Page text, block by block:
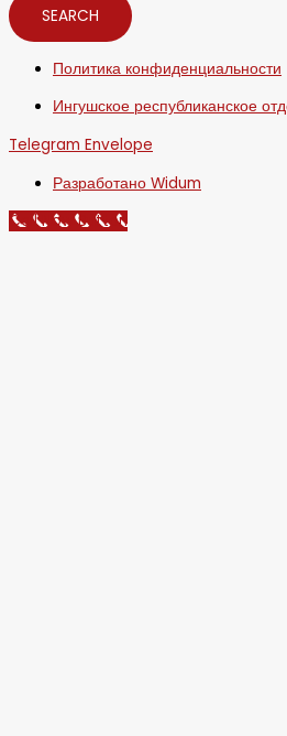
SEARCH
Политика конфиденциальности
Ингушское республиканское
Telegram Envelope
Разработано Widum
Call Now Button